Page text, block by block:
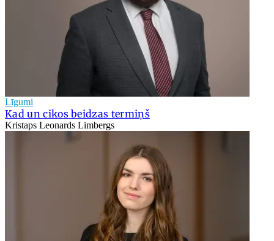
Līgumi
Kad un cikos beidzas termiņš
Kristaps Leonards Limbergs